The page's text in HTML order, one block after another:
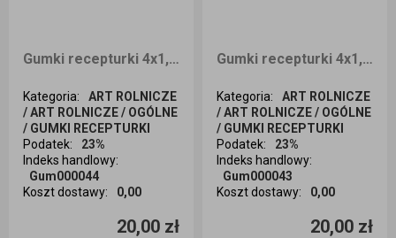
Gumki recepturki 4x1,2 1kg
Kategoria:
ART ROLNICZE
/ ART ROLNICZE / OGÓLNE
/ GUMKI RECEPTURKI
Podatek:
23%
Indeks handlowy:
Gum000044
Koszt dostawy: 0,00
20,00 zł
Ilość sztuk
Gumki recepturki 4x1,1 1kg
Kategoria:
ART ROLNICZE
/ ART ROLNICZE / OGÓLNE
/ GUMKI RECEPTURKI
Podatek:
23%
Indeks handlowy:
Gum000043
Koszt dostawy: 0,00
20,00 zł
Ilość sztuk